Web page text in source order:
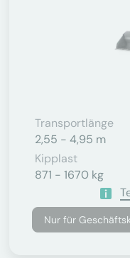
Transportlänge
2,55 - 4,95 m
Kipplast
871 - 1670 kg
Nur für